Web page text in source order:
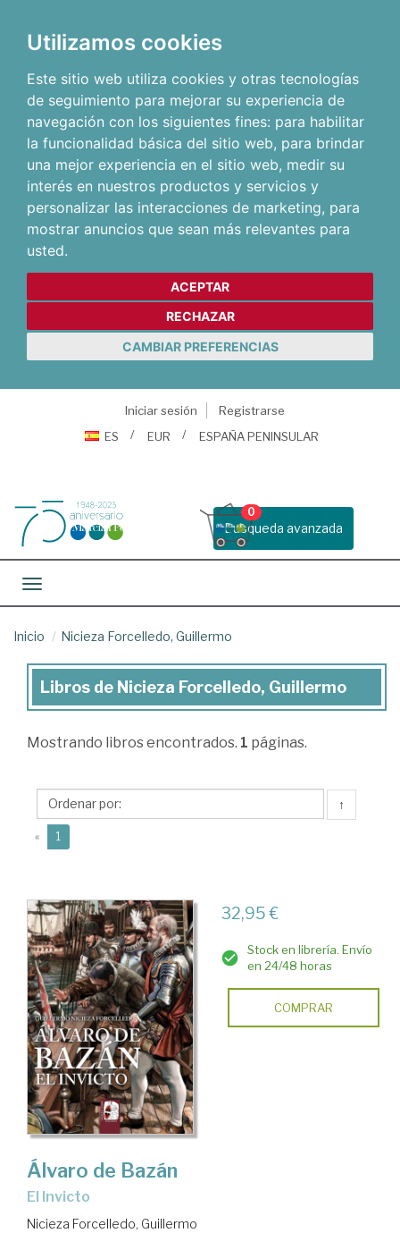
Utilizamos cookies
Este sitio web utiliza cookies y otras tecnologías
de seguimiento para mejorar su experiencia de
navegación con los siguientes fines: para habilitar
la funcionalidad básica del sitio web, para brindar
una mejor experiencia en el sitio web, medir su
interés en nuestros productos y servicios y
personalizar las interacciones de marketing, para
mostrar anuncios que sean más relevantes para
usted.
ACEPTAR
RECHAZAR
CAMBIAR PREFERENCIAS
Iniciar sesión
Registrarse
ES
EUR ESPAÑA PENINSULAR
Busqueda avanzada
0
Toggle navigation
Inicio Nicieza Forcelledo, Guillermo
Libros
Nicieza
Guillermo
Libros de Nicieza Forcelledo, Guillermo
Mostrando libros encontrados. 1 páginas.
↑
« 1
32,95 €
Stock en librería. Envío
en 24/48 horas
COMPRAR
Álvaro de Bazán
El Invicto
Nicieza Forcelledo, Guillermo